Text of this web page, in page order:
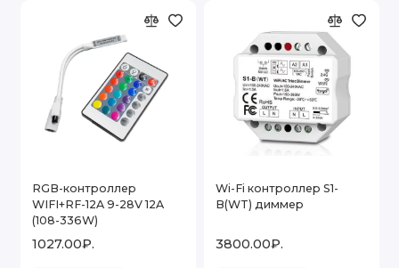
RGB-контроллер
WIFI+RF-12A 9-28V 12A
(108-336W)
1027.00₽.
Wi-Fi контроллер S1-
B(WT) диммер
3800.00₽.